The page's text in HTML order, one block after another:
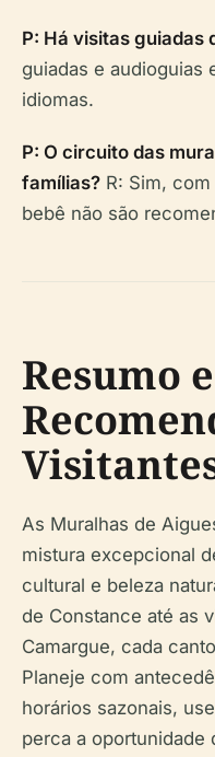
P: Há visitas guiadas
guiadas e audioguias
idiomas.
P: O circuito das
famílias? R: Sim,
bebê não são
Resumo e
As Muralhas de
mistura excepcional
cultural e beleza
de Constance até as
Camargue, cada
Planeje com
horários sazonais,
perca a oportunidade